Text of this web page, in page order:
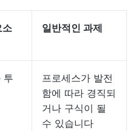
소 일반적인 과제
투
프로세스가 발전
함에 따라 경직되
거나 구식이 될
수 있습니다